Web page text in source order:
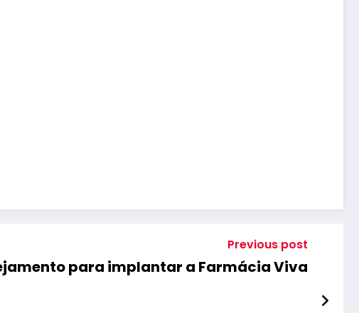
Previous post
para implantar a Farmácia Viva